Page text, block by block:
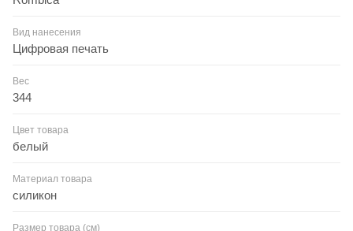
Вид нанесения
Цифровая печать
Вес
344
Цвет товара
белый
Материал товара
силикон
Размер товара (см)